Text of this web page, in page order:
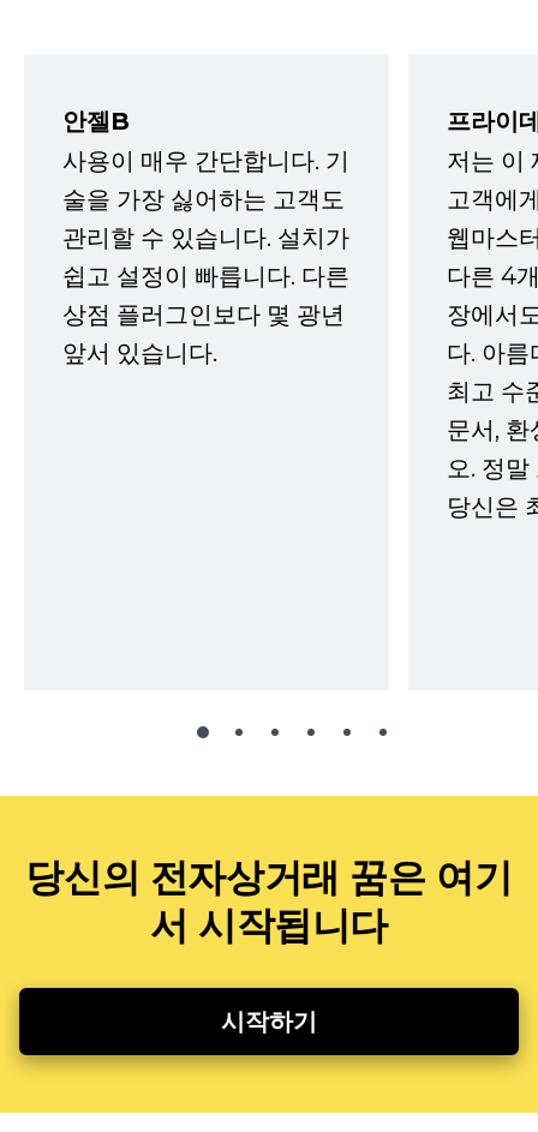
안젤B
사용이 매우 간단합니다. 기
술을 가장 싫어하는 고객도
관리할 수 있습니다. 설치가
쉽고 설정이 빠릅니다. 다른
상점 플러그인보다 몇 광년
앞서 있습니다.
프라이
저는 이
고객에
웹마스
다른 4
장에서
다. 아름
최고 수
문서,
오. 정
당신은
당신의 전자상거래 꿈은 여기
서 시작됩니다
시작하기